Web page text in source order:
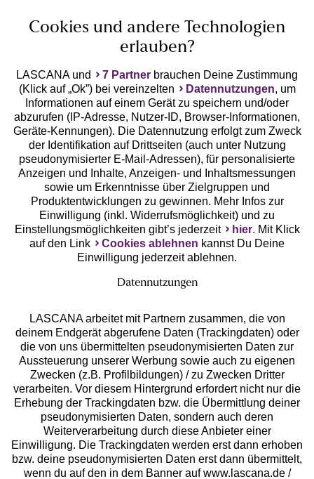
Geprüfte Sicherheit
Unsere Apps
Services
Beratung
Über uns
Rechtliches
Cookies und andere Technologien
erlauben?
LASCANA und 7 Partner brauchen Deine Zustimmung
(Klick auf „Ok”) bei vereinzelten
Datennutzungen, um
Informationen auf einem Gerät zu speichern und/oder
abzurufen (IP-Adresse, Nutzer-ID, Browser-Informationen,
Geräte-Kennungen). Die Datennutzung erfolgt zum Zweck
der Identifikation auf Drittseiten (auch unter Nutzung
pseudonymisierter E-Mail-Adressen), für personalisierte
Anzeigen und Inhalte, Anzeigen- und Inhaltsmessungen
sowie um Erkenntnisse über Zielgruppen und
Produktentwicklungen zu gewinnen. Mehr Infos zur
Einwilligung (inkl. Widerrufsmöglichkeit) und zu
Einstellungsmöglichkeiten gibt’s jederzeit
hier. Mit Klick
auf den Link
Cookies ablehnen kannst Du Deine
Einwilligung jederzeit ablehnen.
Datennutzungen
LASCANA arbeitet mit Partnern zusammen, die von
deinem Endgerät abgerufene Daten (Trackingdaten) oder
die von uns übermittelten pseudonymisierten Daten zur
Aussteuerung unserer Werbung sowie auch zu eigenen
Zwecken (z.B. Profilbildungen) / zu Zwecken Dritter
verarbeiten. Vor diesem Hintergrund erfordert nicht nur die
Erhebung der Trackingdaten bzw. die Übermittlung deiner
pseudonymisierten Daten, sondern auch deren
Weiterverarbeitung durch diese Anbieter einer
Einwilligung. Die Trackingdaten werden erst dann erhoben
bzw. deine pseudonymisierten Daten erst dann übermittelt,
wenn du auf den in dem Banner auf www.lascana.de /